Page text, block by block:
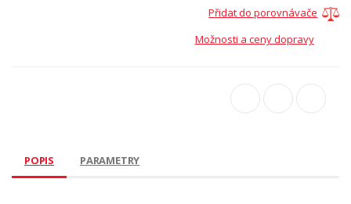
Přidat do porovnávače
Možnosti a ceny dopravy
POPIS PARAMETRY